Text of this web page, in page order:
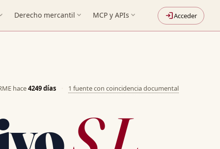
Derecho mercantil expand_more MCP y APIs expand_more loginAcceder
hace4249 días · 1 fuente con coincidencia documental